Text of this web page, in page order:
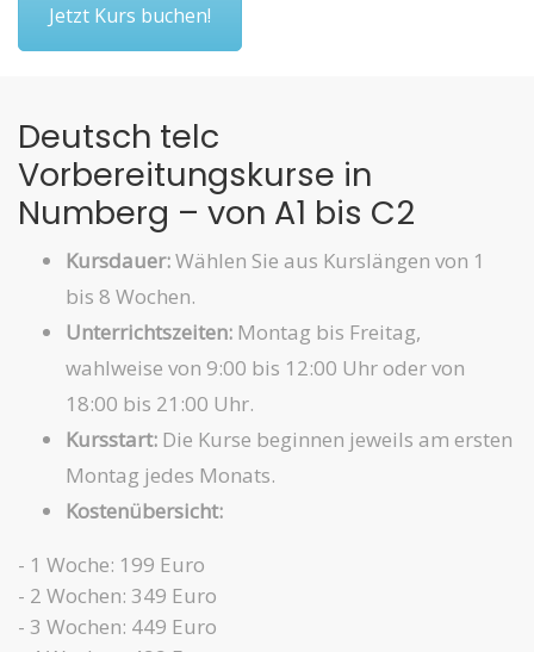
Jetzt Kurs buchen!
Deutsch telc
Vorbereitungskurse in
Numberg – von A1 bis C2
Kursdauer:Wählen Sie aus Kurslängen von 1
bis 8 Wochen.
Unterrichtszeiten:Montag bis Freitag,
wahlweise von 9:00 bis 12:00 Uhr oder von
18:00 bis 21:00 Uhr.
Kursstart:Die Kurse beginnen jeweils am ersten
Montag jedes Monats.
Kostenübersicht:
- 1 Woche: 199 Euro
- 2 Wochen: 349 Euro
- 3 Wochen: 449 Euro